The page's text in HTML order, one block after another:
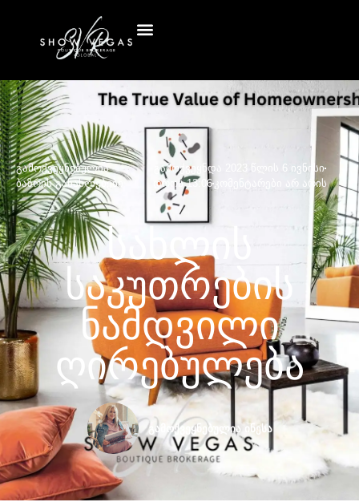
გამოქვეყნებულია
ბაზრის განახლებები
გამოქვეყნდა
2023 წლის 6 ივნისი
დროს 13:06კომენტარები არ არის
Სახლის
Საკუთრების
Ნამდვილი
Ღირებულება
გამოქვეყნებულია ინესა